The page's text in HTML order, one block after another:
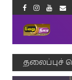
தலைப்புச்
நிறைவு